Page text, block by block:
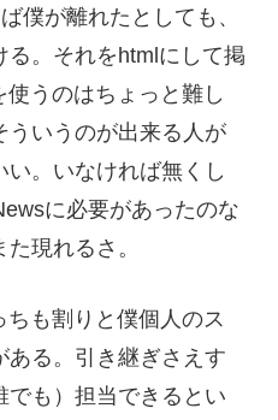
僕が離れたとしても、
。それをhtmlにして掲
うのはちょっと難し
ういうのが出来る人が
。いなければ無くし
に必要があったのな
現れるさ。
も割りと僕個人のス
ある。引き継ぎさえす
でも）担当できるとい